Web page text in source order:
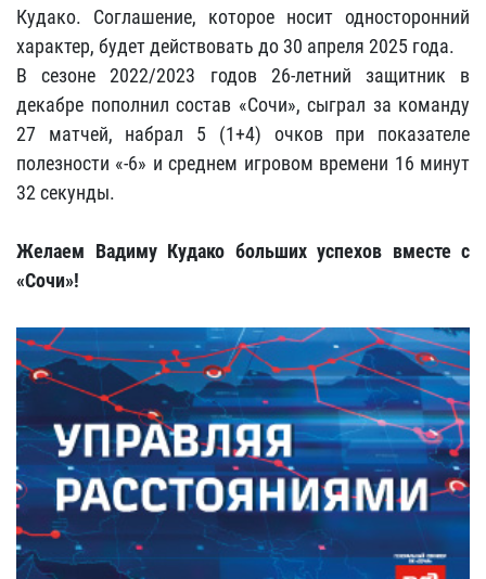
Кудако. Соглашение, которое носит односторонний
характер, будет действовать до 30 апреля 2025 года.
В сезоне 2022/2023 годов 26-летний защитник в
декабре пополнил состав «Сочи», сыграл за команду
27 матчей, набрал 5 (1+4) очков при показателе
полезности «-6» и среднем игровом времени 16 минут
32 секунды.
Желаем Вадиму Кудако больших успехов вместе с
«Сочи»!